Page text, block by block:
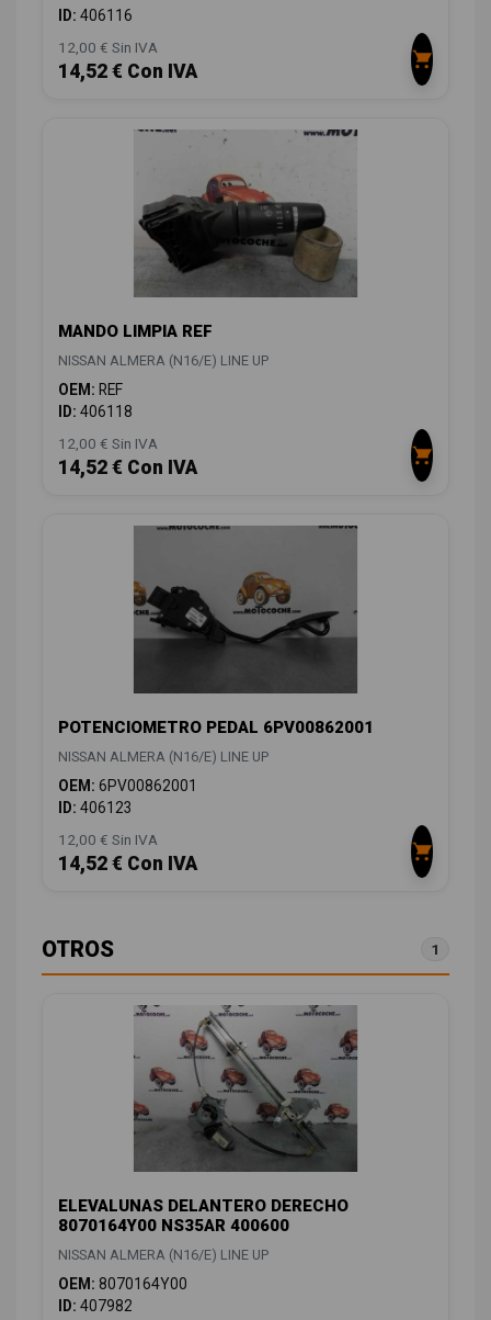
ID: 406116
12,00 € Sin IVA
14,52 € Con IVA
MANDO LIMPIA REF
NISSAN ALMERA (N16/E) LINE UP
OEM: REF
ID: 406118
12,00 € Sin IVA
14,52 € Con IVA
POTENCIOMETRO PEDAL 6PV00862001
NISSAN ALMERA (N16/E) LINE UP
OEM: 6PV00862001
ID: 406123
12,00 € Sin IVA
14,52 € Con IVA
OTROS 1
ELEVALUNAS DELANTERO DERECHO
8070164Y00 NS35AR 400600
NISSAN ALMERA (N16/E) LINE UP
OEM: 8070164Y00
ID: 407982